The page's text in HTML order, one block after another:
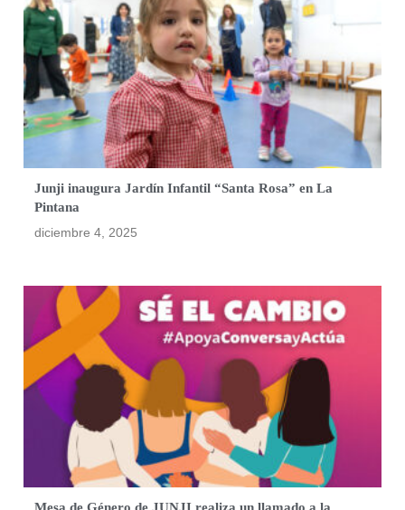
Junji inaugura Jardín Infantil “Santa Rosa” en La
Pintana
diciembre 4, 2025
Mesa de Género de JUNJI realiza un llamado a la